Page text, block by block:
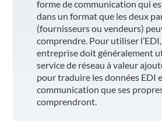
forme de communication qui
dans un format que les deux
(fournisseurs ou vendeurs)
comprendre. Pour utiliser
entreprise doit généralement
service de réseau à valeur
pour traduire les données EDI
communication que ses
comprendront.